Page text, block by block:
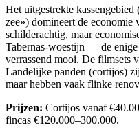
Het uitgestrekte
zee») domineert de economie
schilderachtig, maar
Tabernas-woestijn — de
verrassend mooi. De filmsets
Landelijke panden (cortijos)
maar hebben vaak flinke
Prijzen: Cortijos vanaf
fincas €120.000–300.000.